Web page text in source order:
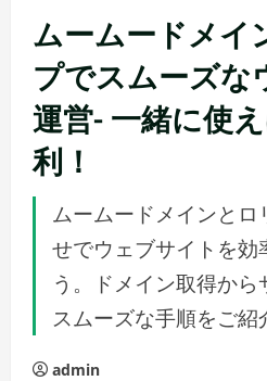
ムームードメイ
プでスムーズな
運営- 一緒に使
利！
ムームードメインと
せでウェブサイトを効
う。ドメイン取得か
スムーズな手順をご紹
admin